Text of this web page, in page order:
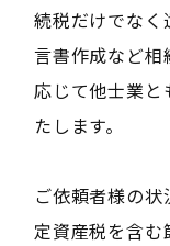
続税だけでなく
言書作成など相
応じて他士業と
たします。
ご依頼者様の
定資産税を含む